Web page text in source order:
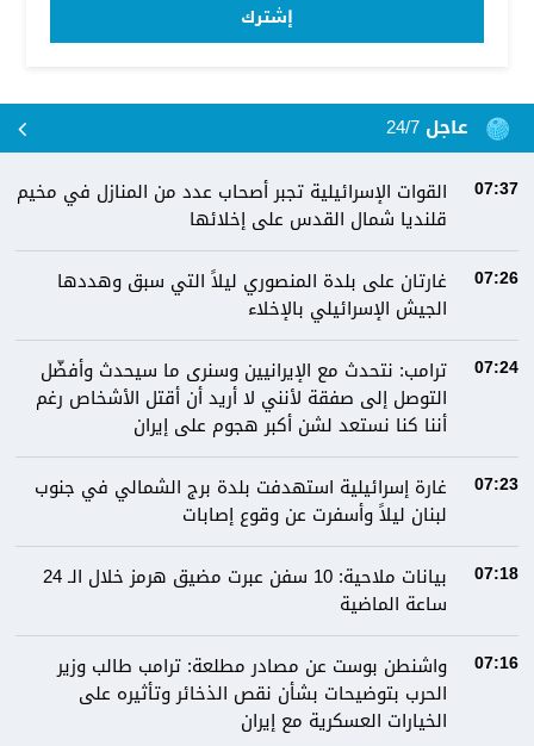
إشترك
عاجل 24/7
07:37
القوات الإسرائيلية تجبر أصحاب عدد من المنازل في مخيم
قلنديا شمال القدس على إخلائها
07:26
غارتان على بلدة المنصوري ليلاً التي سبق وهددها
الجيش الإسرائيلي بالإخلاء
07:24
ترامب: نتحدث مع الإيرانيين وسنرى ما سيحدث وأفضّل
التوصل إلى صفقة لأنني لا أريد أن أقتل الأشخاص رغم
أننا كنا نستعد لشن أكبر هجوم على إيران
07:23
غارة إسرائيلية استهدفت بلدة برج الشمالي في جنوب
لبنان ليلاً وأسفرت عن وقوع إصابات
07:18
بيانات ملاحية: 10 سفن عبرت مضيق هرمز خلال الـ 24
ساعة الماضية
07:16
واشنطن بوست عن مصادر مطلعة: ترامب طالب وزير
الحرب بتوضيحات بشأن نقص الذخائر وتأثيره على
الخيارات العسكرية مع إيران